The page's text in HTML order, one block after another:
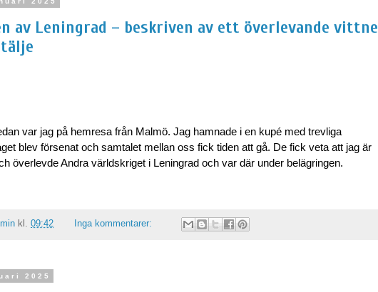
av Leningrad – beskriven av ett överlevande vittne
var jag på hemresa från Malmö. Jag hamnade i en kupé med trevliga
blev försenat och samtalet mellan oss fick tiden att gå. De fick veta att jag är
överlevde Andra världskriget i Leningrad och var där under belägringen.
kl. 09:42 Inga kommentarer:
2025